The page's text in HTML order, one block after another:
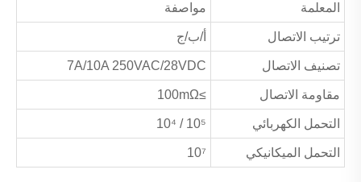
المعلمة مواصفة
ترتيب الاتصال أ/ب/ج
تصنيف الاتصال 7A/10A 250VAC/28VDC
مقاومة الاتصال ≥100mΩ
التحمل الكهربائي 10⁵ / 10⁴
التحمل الميكانيكي 10⁷